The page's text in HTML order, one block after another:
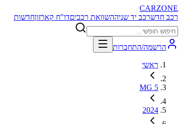
CARZONE
רכב חדשרכב יד שניההשוואת רכביםדו"ח קארזוןחדשות
הרשמה/התחברות
ראשי
MG 5
2024